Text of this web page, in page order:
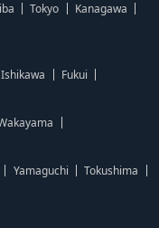
Tokyo
Kanagawa
Ishikawa
Fukui
Yamaguchi
Tokushima